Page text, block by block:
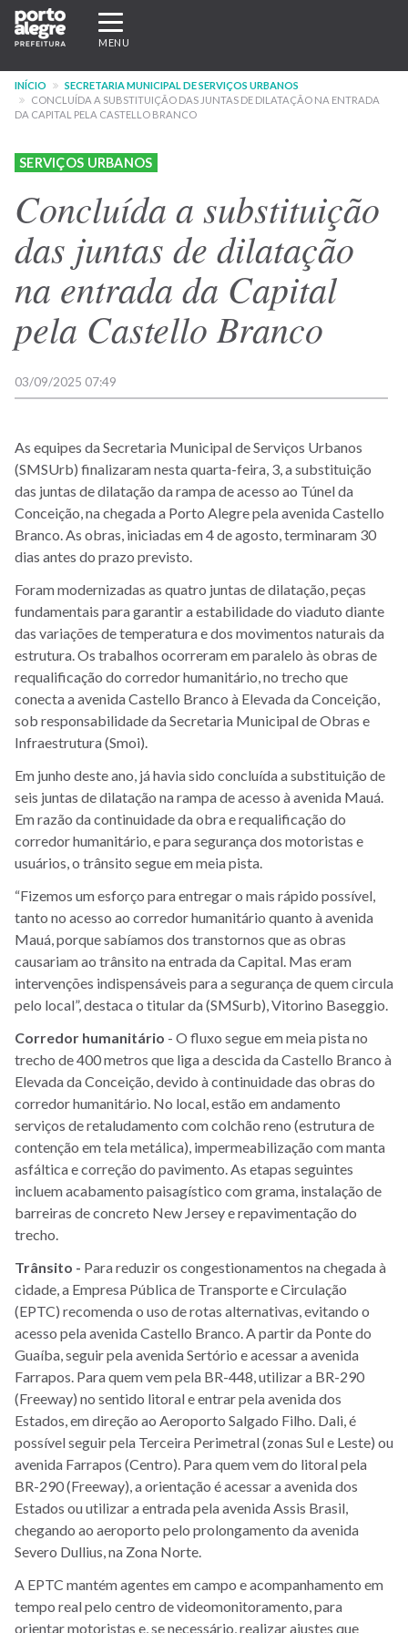
Pular
para
conteúdo
principal
Expandir/recolher
navegação
MENU
INÍCIO
SECRETARIA MUNICIPAL DE SERVIÇOS URBANOS
CONCLUÍDA A SUBSTITUIÇÃO DAS JUNTAS DE DILATAÇÃO NA ENTRADA
DA CAPITAL PELA CASTELLO BRANCO
SERVIÇOS URBANOS
Concluída a substituição
das juntas de dilatação
na entrada da Capital
pela Castello Branco
03/09/2025 07:49
As equipes da Secretaria Municipal de Serviços Urbanos
(SMSUrb) finalizaram nesta quarta-feira, 3, a substituição
das juntas de dilatação da rampa de acesso ao Túnel da
Conceição, na chegada a Porto Alegre pela avenida Castello
Branco. As obras, iniciadas em 4 de agosto, terminaram 30
dias antes do prazo previsto.
Foram modernizadas as quatro juntas de dilatação, peças
fundamentais para garantir a estabilidade do viaduto diante
das variações de temperatura e dos movimentos naturais da
estrutura. Os trabalhos ocorreram em paralelo às obras de
requalificação do corredor humanitário, no trecho que
conecta a avenida Castello Branco à Elevada da Conceição,
sob responsabilidade da Secretaria Municipal de Obras e
Infraestrutura (Smoi).
Em junho deste ano, já havia sido concluída a substituição de
seis juntas de dilatação na rampa de acesso à avenida Mauá.
Em razão da continuidade da obra e requalificação do
corredor humanitário, e para segurança dos motoristas e
usuários, o trânsito segue em meia pista.
“Fizemos um esforço para entregar o mais rápido possível,
tanto no acesso ao corredor humanitário quanto à avenida
Mauá, porque sabíamos dos transtornos que as obras
causariam ao trânsito na entrada da Capital. Mas eram
intervenções indispensáveis para a segurança de quem circula
pelo local”, destaca o titular da (SMSurb), Vitorino Baseggio.
Corredor humanitário - O fluxo segue em meia pista no
trecho de 400 metros que liga a descida da Castello Branco à
Elevada da Conceição, devido à continuidade das obras do
corredor humanitário. No local, estão em andamento
serviços de retaludamento com colchão reno (estrutura de
contenção em tela metálica), impermeabilização com manta
asfáltica e correção do pavimento. As etapas seguintes
incluem acabamento paisagístico com grama, instalação de
barreiras de concreto New Jersey e repavimentação do
trecho.
Trânsito - Para reduzir os congestionamentos na chegada à
cidade, a Empresa Pública de Transporte e Circulação
(EPTC) recomenda o uso de rotas alternativas, evitando o
acesso pela avenida Castello Branco. A partir da Ponte do
Guaíba, seguir pela avenida Sertório e acessar a avenida
Farrapos. Para quem vem pela BR-448, utilizar a BR-290
(Freeway) no sentido litoral e entrar pela avenida dos
Estados, em direção ao Aeroporto Salgado Filho. Dali, é
possível seguir pela Terceira Perimetral (zonas Sul e Leste) ou
avenida Farrapos (Centro). Para quem vem do litoral pela
BR-290 (Freeway), a orientação é acessar a avenida dos
Estados ou utilizar a entrada pela avenida Assis Brasil,
chegando ao aeroporto pelo prolongamento da avenida
Severo Dullius, na Zona Norte.
A EPTC mantém agentes em campo e acompanhamento em
tempo real pelo centro de videomonitoramento, para
orientar motoristas e, se necessário, realizar ajustes que